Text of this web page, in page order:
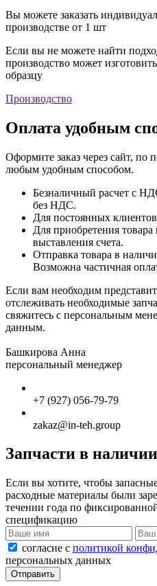
Вы можете заказать
производстве от 1 шт
Если вы не можете найти
производство может
образцу
Производство
Оплата удобным
Оформите заказ через сайт, по
любым удобным способом.
Безналичный расчет с
без НДС.
Для постоянных
Для приобретения
выставления счета.
Отправка товара в
Возможна частичная
Если вам необходим
отслеживать необходимые
свяжитесь с персональным
данным.
Башкирова Анна
персональный менеджер
+7 (927) 056-79-79
zakaz@in-teh.group
Запчасти в
Если вы хотите, чтобы
расходные материалы были
течении года по
спецификацию
согласие с политикой
персональных данных
Отправить